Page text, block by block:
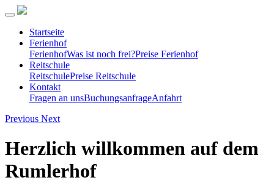
Startseite
Ferienhof
FerienhofWas ist noch frei?Preise Ferienhof
Reitschule
ReitschulePreise Reitschule
Kontakt
Fragen an unsBuchungsanfrageAnfahrt
Previous Next
Herzlich willkommen auf dem
Rumlerhof